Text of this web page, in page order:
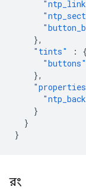
},
"tints"
:
{
"buttons"
},
}
}
}
রং